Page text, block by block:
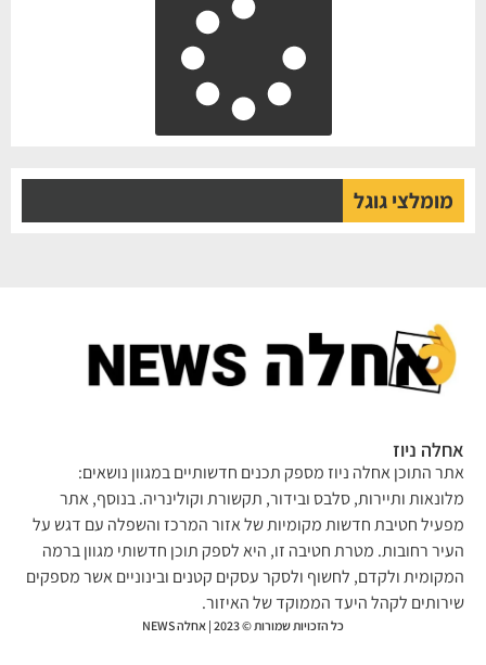
מומלצי גוגל
ניוז
התוכן אחלה ניוז מספק תכנים חדשותיים במגוון נושאים:
ותיירות, סלבס ובידור, תקשורת וקולינריה. בנוסף, אתר
חטיבת חדשות מקומיות של אזור המרכז והשפלה עם דגש על
רחובות. מטרת חטיבה זו, היא לספק תוכן חדשותי מגוון ברמה
ולקדם, לחשוף ולסקר עסקים קטנים ובינוניים אשר מספקים
לקהל היעד הממוקד של האיזור.
כל הזכויות שמורות © 2023 | אחלה NEWS